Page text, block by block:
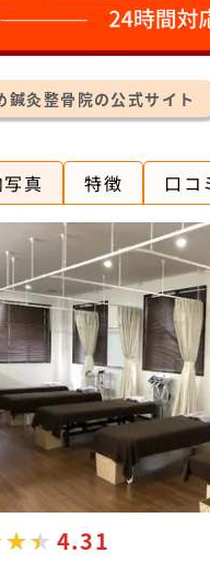
鍼灸整骨院の公式サイト
真 特徴 口コ
4.31